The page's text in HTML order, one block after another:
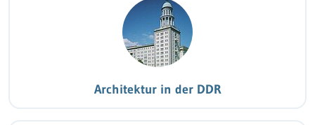
Architektur in der DDR